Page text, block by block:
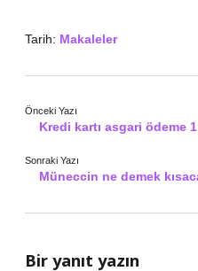
Tarih: Makaleler
Önceki Yazı
Kredi kartı asgari ödeme
Sonraki Yazı
Müneccin ne demek
Bir yanıt yazın